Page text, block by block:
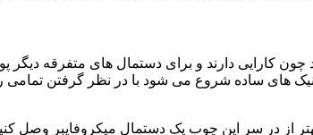
کارایی دارند و برای دستمال های متفرقه دیگر
های ساده شروع می شود با در نظر گرفتن تمامی